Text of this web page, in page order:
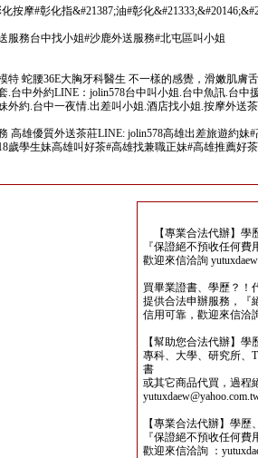
化按摩#彰化指&#21387;油#彰化
服務台中找小姐#沙鹿外送服務#北屯區叫小姐
特 蛇腰36E大胸牙科醫生 不一樣的感覺，滑嫩肌膚
.台中外約LINE：jolin578台中叫小姐.台中魚訊.台中
外約.台中一夜情.出差叫小姐.酒店找小姐.按摩外送茶
高雄優質外送茶莊LINE: jolin578高雄出差旅遊約
歲學生妹高雄叫好茶#高雄找兼職正妹#高雄推薦好
【專業合法代辦】學
『保證絕不預收任何
歡迎來信洽詢
買畢業證書、學歷？！
提供合法申辦服務，『
信用可靠，歡迎來信洽
【幫助您合法代辦】
專科、大學、研究所、
書
或其它商品代買，過程
【專業合法代辦】學
『保證絕不預收任何
歡迎來信洽詢 ：